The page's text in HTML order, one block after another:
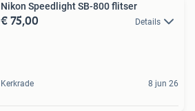
Nikon Speedlight SB-800 flitser
€ 75,00 Details
Kerkrade 8 jun 26